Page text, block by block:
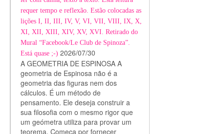
requer tempo e reflexão. Estão colocadas as
lições I, II, III, IV, V, VI, VII, VIII, IX, X,
XI, XII, XIII, XIV, XV, XVI. Retirado do
Mural “Facebook/Le Club de Spinoza”.
Está quase ;-) 2026/07/30
A GEOMETRIA DE ESPINOSA A
geometria de Espinosa não é a
geometria das figuras nem dos
cálculos. É um método de
pensamento. Ele deseja construir a
sua filosofia com o mesmo rigor que
um geómetra utiliza para provar um
teorema. Começa por fornecer